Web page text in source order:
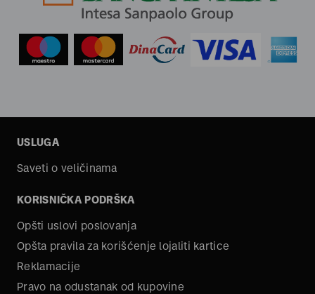
USLUGA
Saveti o veličinama
KORISNIČKA PODRŠKA
Opšti uslovi poslovanja
Opšta pravila za korišćenje lojaliti kartice
Reklamacije
Pravo na odustanak od kupovine